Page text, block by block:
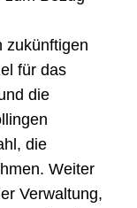
zukünftigen
für das
die
die
Weiter
Verwaltung,